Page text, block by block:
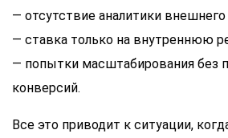
— отсутствие аналитики
— ставка только на внутреннюю
— попытки масштабирования без
конверсий.
Все это приводит к ситуации,